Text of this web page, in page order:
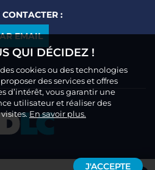
CONTACTER :
EMAIL
QUI DÉCIDEZ !
cookies ou des technologies
des services et offres
d’intérêt, vous garantir une
utilisateur et réaliser des
En savoir plus.
J'ACCEPTE